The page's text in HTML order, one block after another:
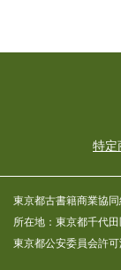
特定
東京都古書籍商業協
所在地：東京都千代
東京都公安委員会許